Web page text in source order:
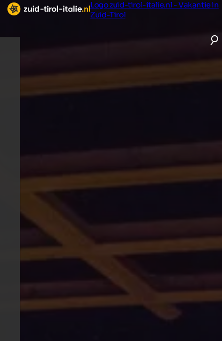
Logo zuid-tirol-italie.nl - Vakantie in
Zuid-Tirol